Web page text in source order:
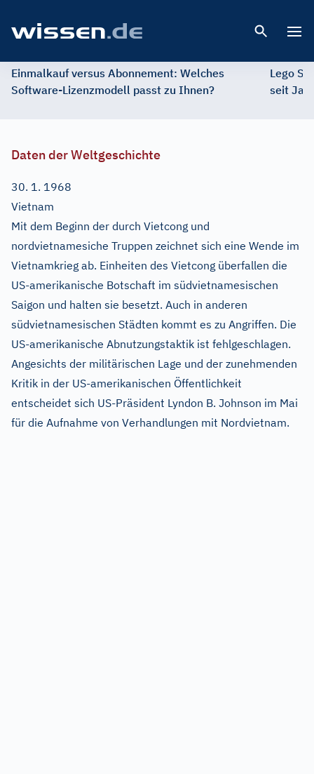
Einmalkauf versus Abonnement: Welches
Software-Lizenzmodell passt zu Ihnen?
Lego
seit
Daten der Weltgeschichte
30. 1. 1968
Vietnam
Mit dem Beginn der durch Vietcong und
nordvietnamesiche Truppen zeichnet sich eine Wende im
Vietnamkrieg ab. Einheiten des Vietcong überfallen die
US-amerikanische Botschaft im südvietnamesischen
Saigon und halten sie besetzt. Auch in anderen
südvietnamesischen Städten kommt es zu Angriffen. Die
US-amerikanische Abnutzungstaktik ist fehlgeschlagen.
Angesichts der militärischen Lage und der zunehmenden
Kritik in der US-amerikanischen Öffentlichkeit
entscheidet sich US-Präsident Lyndon B. Johnson im Mai
für die Aufnahme von Verhandlungen mit Nordvietnam.